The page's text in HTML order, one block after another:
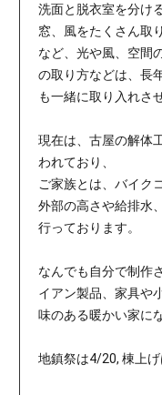
洗面と脱衣室を分け
窓、風をたくさん取
など、光や風、空間
の取り方などは、長
も一緒に取り入れさ
現在は、古屋の解体
われており、
ご家族とは、バイク
外部の高さや給排水
行っております。
なんでも自分で制作
イアン製品、家具や
味のある暖かい家に
地鎮祭は4/20, 棟上